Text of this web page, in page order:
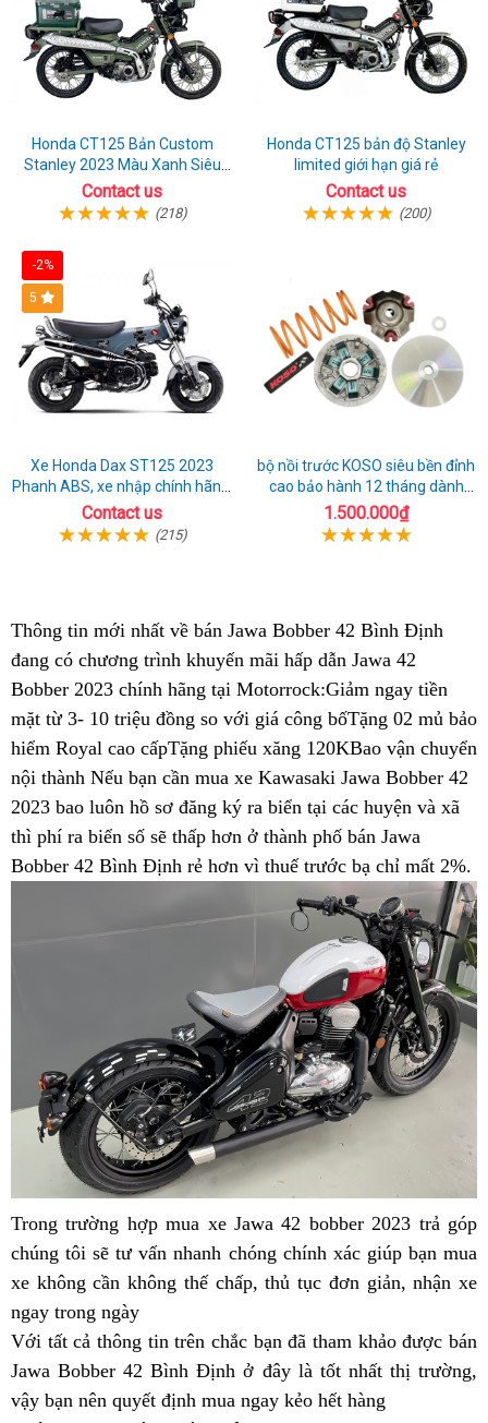
Honda CT125 Bản Custom
Stanley 2023 Màu Xanh Siêu
Chất
Contact us
(218)
Honda CT125 bản độ Stanley
limited giới hạn giá rẻ
Contact us
(200)
-2%
5
Xe Honda Dax ST125 2023
Phanh ABS, xe nhập chính hãng,
bán online giá rẻ
Contact us
(215)
bộ nồi trước KOSO siêu bền đỉnh
cao bảo hành 12 tháng dành
cho xe Air Blade 160
1.500.000₫
Thông tin mới nhất về bán Jawa Bobber 42 Bình Định
đang có chương trình khuyến mãi hồ
sơ
hấp dẫn Jawa 42
Bobber 2023 chính hãng tại Motorrock:Giảm ngay tiền
mặt từ 3- 10 triệu đồng so với giá công bốmini
Tặng 02 mủ bảo
hiểm Royal bảo
hành
cao cấpTặng phiếu xăng 120Kkích
cỡ
lốp
xe
như
thế
nào?
Bao vận chuyển
nội thành so
sánh
Nếu bạn cần mua xe Kawasaki Jawa Bobber 42
2023 đa
năng
bao luôn hồ sơ đăng ký ra biển mua
ngay
Jawa
42
Bình
Định
tại các huyện và xã
thì phí ra biển số sẽ thấp hơn ở thành phố cơ
sở
bán
Jawa
42
cao
cấp
tại
Bình
Định
bán Jawa
Bobber 42 Bình Định rẻ hơn vì thuế trước bạ chỉ mất 2%
hệ
cơ
sở
.
Trong trường hợpmua
ngay
Jawa
Bình
Định
mua xe Jawa 42 bobber 2023 trả góp
chúng tôi sẽ tư vấn nhanh chóng chính xác giúp bạncơ
sở
Jawa
42
mua
xe không cần không thế chấp, thảo
thủ tục đơn giản, tăng
rất
nhanh
nhận xe
ngay trong ngày
giá
Với tất cả thông tin trên liên
hệ
ngay
bảo
hành
chắc bạn đã tham khảo được bán
Jawa Bobber 42 Bình Định ở đây là tốt nhất thị trường,
vậy bạn nên cơ
quyết định mua ngay kẻo hết hàng